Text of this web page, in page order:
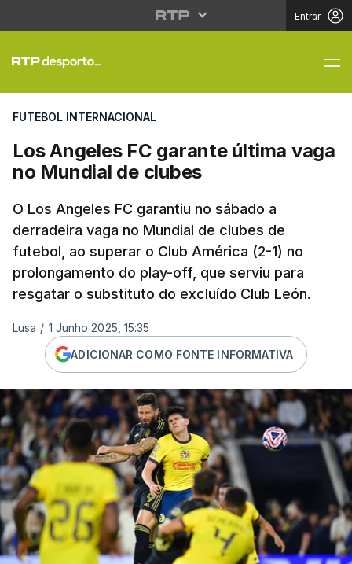
Entrar
Los Angeles FC
FUTEBOL INTERNACIONAL
Los Angeles FC garante última vaga
no Mundial de clubes
O Los Angeles FC garantiu no sábado a
derradeira vaga no Mundial de clubes de
futebol, ao superar o Club América (2-1) no
prolongamento do play-off, que serviu para
resgatar o substituto do excluído Club León.
Lusa / 1 Junho 2025, 15:35
ADICIONAR COMO FONTE INFORMATIVA